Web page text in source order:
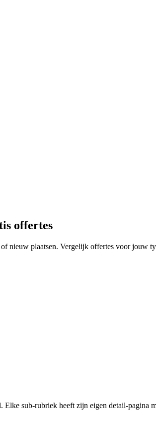
offertes
nieuw plaatsen. Vergelijk offertes voor jouw
sub-rubriek heeft zijn eigen detail-pagina